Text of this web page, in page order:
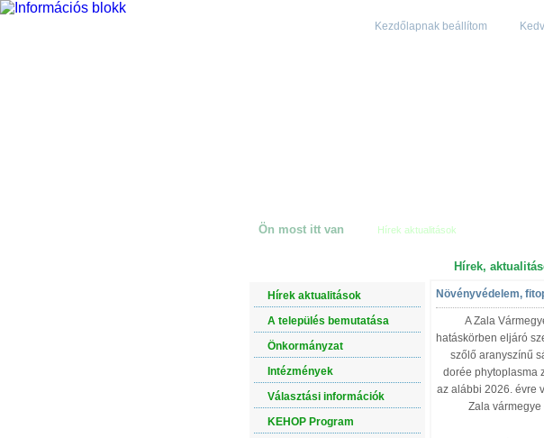
Kezdőlapnak beállítom
Ön most itt van Hírek aktualitások
Hírek aktualitások
A település bemutatása
Önkormányzat
Intézmények
Választási információk
KEHOP Program
Hírek,
Növényvédelem,
A Zala
hatáskörben eljáró
szőlő aranyszínű
dorée phytoplasma
az alábbi 2026. évre
Zala